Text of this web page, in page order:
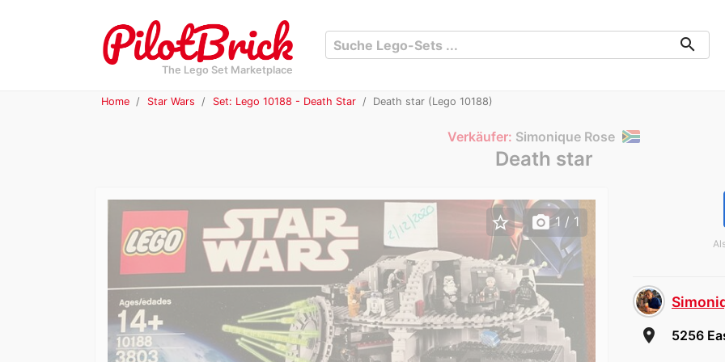
The Lego Set Marketplace
search
Home Star Wars Set: Lego 10188 - Death Star Death star (Lego 10188)
Verkäufer: Simonique Rose
Death star
room 5256
star_border photo_camera 1 / 1